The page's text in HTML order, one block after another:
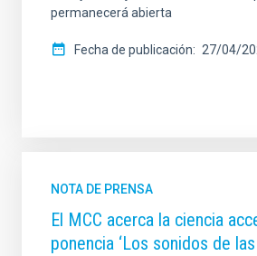
permanecerá abierta
Fecha de publicación 27/04/
NOTA DE PRENSA
El MCC acerca la ciencia
ponencia ‘Los sonidos de